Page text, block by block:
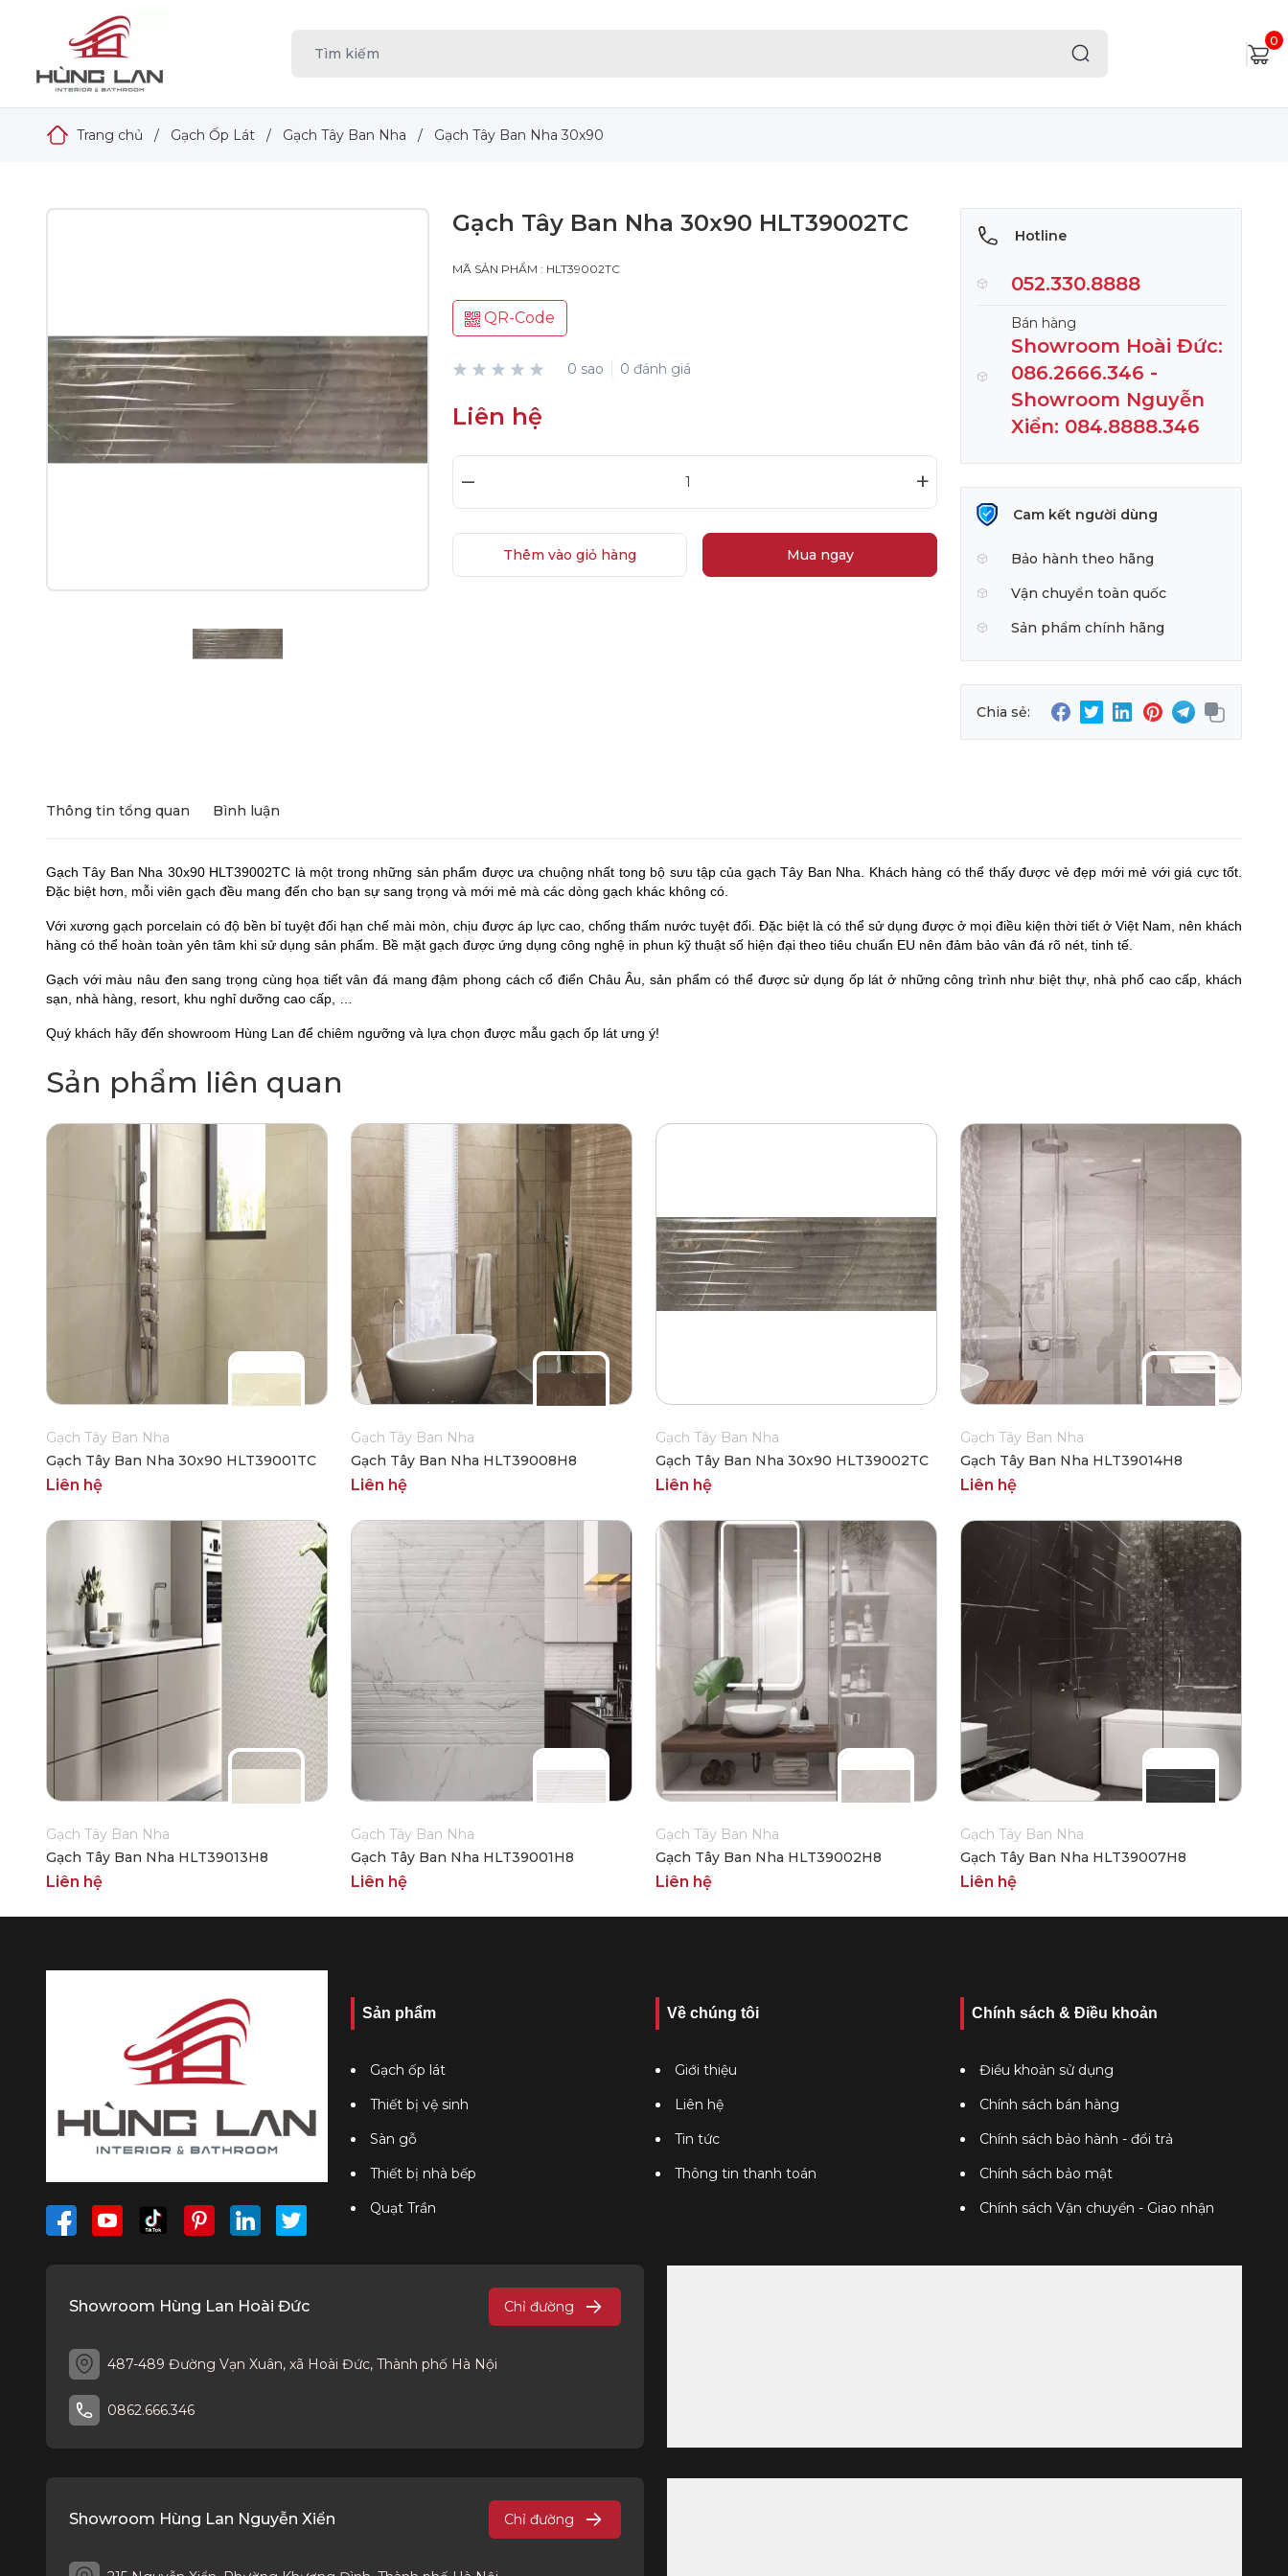
0
Trang chủ / Gạch Ốp Lát / Gạch Tây Ban Nha / Gạch Tây Ban Nha 30x90
Gạch Tây Ban Nha 30x90 HLT39002TC
MÃ SẢN PHẨM : HLT39002TC
QR-Code
0 sao 0 đánh giá
Liên hệ
– +
Thêm vào giỏ hàng Mua ngay
Hotline
052.330.8888
Bán hàng
Showroom Hoài Đức:
086.2666.346 -
Showroom Nguyễn
Xiển: 084.8888.346
Cam kết người dùng
Bảo hành theo hãng
Vận chuyển toàn quốc
Sản phẩm chính hãng
Chia sẻ:
Thông tin tổng quan Bình luận
Gạch Tây Ban Nha 30x90 HLT39002TC là một trong những sản phẩm được ưa chuộng nhất tong bộ sưu tập của gạch Tây Ban Nha. Khách hàng có thể thấy được vẻ đẹp mới mẻ với giá cực tốt.
Đặc biệt hơn, mỗi viên gạch đều mang đến cho bạn sự sang trọng và mới mẻ mà các dòng gạch khác không có.
Với xương gạch porcelain có độ bền bỉ tuyệt đối hạn chế mài mòn, chịu được áp lực cao, chống thấm nước tuyệt đối. Đặc biệt là có thể sử dụng được ở mọi điều kiện thời tiết ở Việt Nam, nên khách
hàng có thể hoàn toàn yên tâm khi sử dụng sản phẩm. Bề mặt gạch được ứng dụng công nghệ in phun kỹ thuật số hiện đại theo tiêu chuẩn EU nên đảm bảo vân đá rõ nét, tinh tế.
Gạch với màu nâu đen sang trọng cùng họa tiết vân đá mang đậm phong cách cổ điển Châu Âu, sản phẩm có thể được sử dụng ốp lát ở những công trình như biệt thự, nhà phố cao cấp, khách
sạn, nhà hàng, resort, khu nghỉ dưỡng cao cấp, …
Quý khách hãy đến showroom Hùng Lan để chiêm ngưỡng và lựa chọn được mẫu gạch ốp lát ưng ý!
Sản phẩm liên quan
Gạch Tây Ban Nha
Gạch Tây Ban Nha 30x90 HLT39001TC
Liên hệ
Gạch Tây Ban Nha
Gạch Tây Ban Nha HLT39008H8
Liên hệ
Gạch Tây Ban Nha
Gạch Tây Ban Nha 30x90 HLT39002TC
Liên hệ
Gạch Tây Ban Nha
Gạch Tây Ban Nha HLT39014H8
Liên hệ
Gạch Tây Ban Nha
Gạch Tây Ban Nha HLT39013H8
Liên hệ
Gạch Tây Ban Nha
Gạch Tây Ban Nha HLT39001H8
Liên hệ
Gạch Tây Ban Nha
Gạch Tây Ban Nha HLT39002H8
Liên hệ
Gạch Tây Ban Nha
Gạch Tây Ban Nha HLT39007H8
Liên hệ
Sản phẩm
Gạch ốp lát
Thiết bị vệ sinh
Sàn gỗ
Thiết bị nhà bếp
Quạt Trần
Về chúng tôi
Giới thiệu
Liên hệ
Tin tức
Thông tin thanh toán
Chính sách & Điều khoản
Điều khoản sử dụng
Chính sách bán hàng
Chính sách bảo hành - đổi trả
Chính sách bảo mật
Chính sách Vận chuyển - Giao nhận
Showroom Hùng Lan Hoài Đức Chỉ đường
487-489 Đường Vạn Xuân, xã Hoài Đức, Thành phố Hà Nội
0862.666.346
Showroom Hùng Lan Nguyễn Xiển Chỉ đường